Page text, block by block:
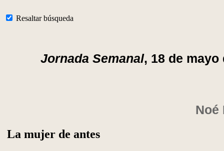
Resaltar búsqueda
Jornada Semanal, 18 de mayo
Noé
La mujer de antes